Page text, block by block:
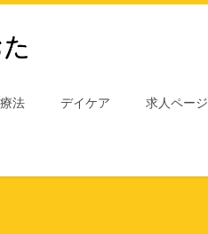
法 デイケア 求人ページ